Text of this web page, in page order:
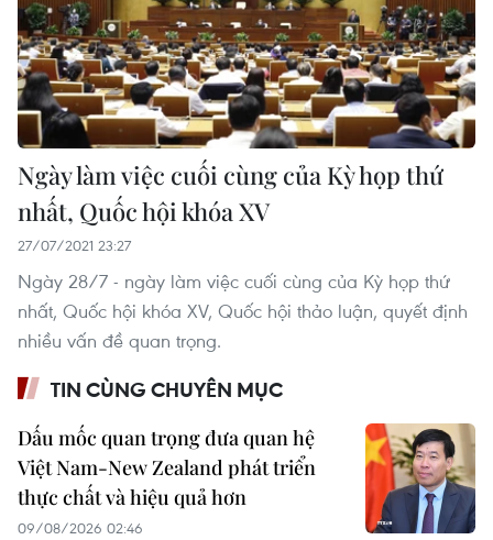
Ngày làm việc cuối cùng của Kỳ họp thứ
nhất, Quốc hội khóa XV
27/07/2021 23:27
Ngày 28/7 - ngày làm việc cuối cùng của Kỳ họp thứ
nhất, Quốc hội khóa XV, Quốc hội thảo luận, quyết định
nhiều vấn đề quan trọng.
TIN CÙNG CHUYÊN MỤC
Dấu mốc quan trọng đưa quan hệ
Việt Nam-New Zealand phát triển
thực chất và hiệu quả hơn
09/08/2026 02:46